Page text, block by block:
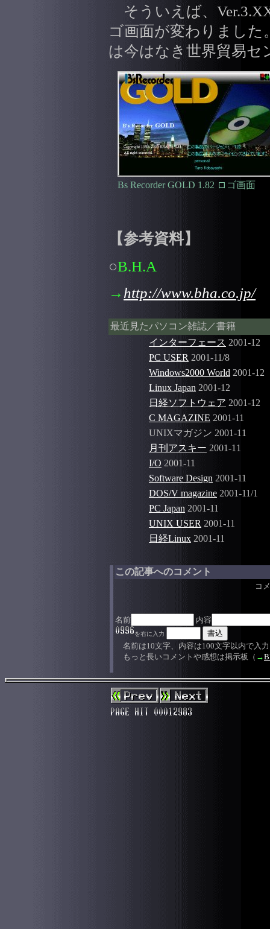
そういえば、
ゴ画面が変わりまし
は今はなき世界貿易
Bs Recorder GOLD 1.82 ロゴ画面
【参考資料】
○B.H.A
→ http://www.bha.co.jp/
最近見たパソコン雑誌／書籍
インターフェース 2001-12
PC USER 2001-11/8
Windows2000 World 2001-12
Linux Japan 2001-12
日経ソフトウェア 2001-12
C MAGAZINE 2001-11
UNIXマガジン 2001-11
月刊アスキー 2001-11
I/O 2001-11
Software Design 2001-11
DOS/V magazine 2001-11/1
PC Japan 2001-11
UNIX USER 2001-11
日経Linux 2001-11
この記事へのコメント
コ
名前 内容
を右に入力
名前は10文字、内容は100文字以内で入
もっと長いコメントや感想は掲示板（ →